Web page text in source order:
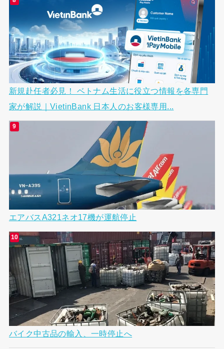
新規赴任者必見！ ベトナム生活に役立つ情報を各専門
家が解説｜VietinBank 日本人のお客様専用...
エアバスA321ネオ17機が運航停止
バイク中古品の輸入、一時停止へ